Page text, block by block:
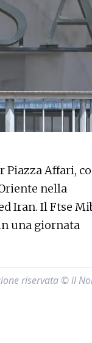
Piazza Affari,
nella
Iran. Il Ftse
una giornata
riservata © il